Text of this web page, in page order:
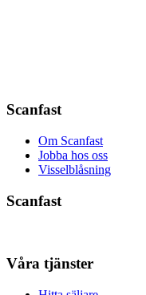
Scanfast
Om Scanfast
Jobba hos oss
Visselblåsning
Scanfast
Våra tjänster